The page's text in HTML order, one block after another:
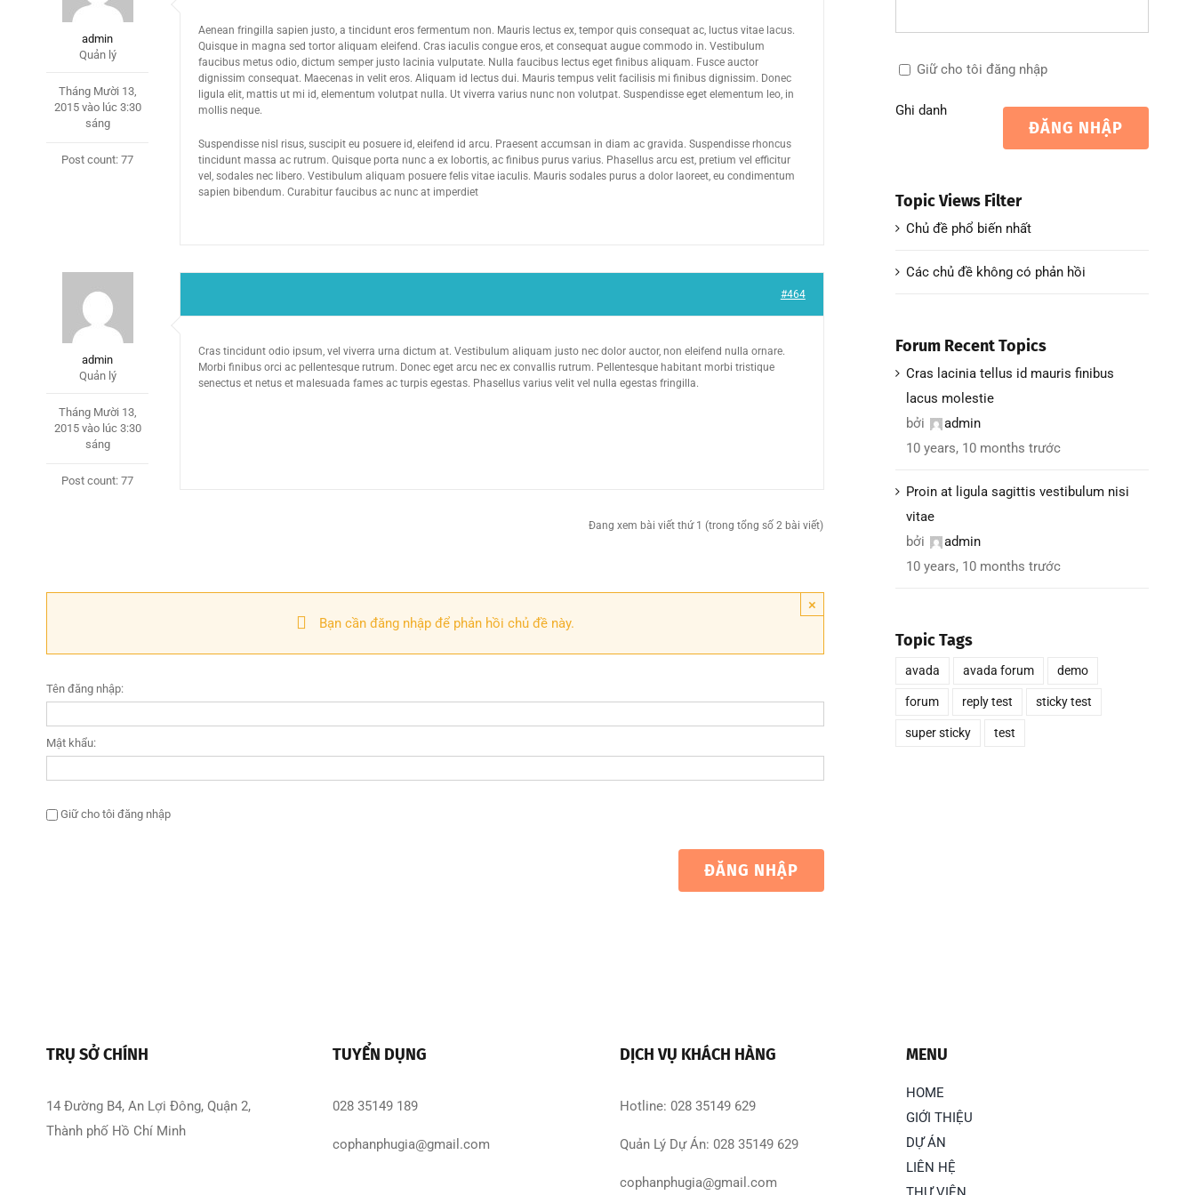
admin
Quản lý
Tháng Mười 13,
2015 vào lúc 3:30
sáng
Post count: 77
Aenean fringilla sapien justo, a tincidunt eros fermentum non. Mauris lectus ex, tempor quis consequat ac, luctus vitae lacus.
Quisque in magna sed tortor aliquam eleifend. Cras iaculis congue eros, et consequat augue commodo in. Vestibulum
faucibus metus odio, dictum semper justo lacinia vulputate. Nulla faucibus lectus eget finibus aliquam. Fusce auctor
dignissim consequat. Maecenas in velit eros. Aliquam id lectus dui. Mauris tempus velit facilisis mi finibus dignissim. Donec
ligula elit, mattis ut mi id, elementum volutpat nulla. Ut viverra varius nunc non volutpat. Suspendisse eget elementum leo, in
mollis neque.
Suspendisse nisl risus, suscipit eu posuere id, eleifend id arcu. Praesent accumsan in diam ac gravida. Suspendisse rhoncus
tincidunt massa ac rutrum. Quisque porta nunc a ex lobortis, ac finibus purus varius. Phasellus arcu est, pretium vel efficitur
vel, sodales nec libero. Vestibulum aliquam posuere felis vitae iaculis. Mauris sodales purus a dolor laoreet, eu condimentum
sapien bibendum. Curabitur faucibus ac nunc at imperdiet
admin
Quản lý
Tháng Mười 13,
2015 vào lúc 3:30
sáng
Post count: 77
#464
Cras tincidunt odio ipsum, vel viverra urna dictum at. Vestibulum aliquam justo nec dolor auctor, non eleifend nulla ornare.
Morbi finibus orci ac pellentesque rutrum. Donec eget arcu nec ex convallis rutrum. Pellentesque habitant morbi tristique
senectus et netus et malesuada fames ac turpis egestas. Phasellus varius velit vel nulla egestas fringilla.
Đang xem bài viết thứ 1 (trong tổng số 2 bài viết)
×
Bạn cần đăng nhập để phản hồi chủ đề này.
Tên đăng nhập:
Mật khẩu:
Giữ cho tôi đăng nhập
ĐĂNG NHẬP
Giữ cho tôi đăng nhập
ĐĂNG NHẬP
Ghi danh
Topic Views Filter
Chủ đề phổ biến nhất
Các chủ đề không có phản hồi
Forum Recent Topics
Cras lacinia tellus id mauris finibus
lacus molestie
bởi
admin
10 years, 10 months trước
Proin at ligula sagittis vestibulum nisi
vitae
bởi
admin
10 years, 10 months trước
Topic Tags
avada avada forum demo
forum reply test sticky test
super sticky test
TRỤ SỞ CHÍNH
14 Đường B4, An Lợi Đông, Quận 2,
Thành phố Hồ Chí Minh
TUYỂN DỤNG
028 35149 189
cophanphugia@gmail.com
DỊCH VỤ KHÁCH HÀNG
Hotline: 028 35149 629
Quản Lý Dự Án: 028 35149 629
cophanphugia@gmail.com
MENU
HOME
GIỚI THIỆU
DỰ ÁN
LIÊN HỆ